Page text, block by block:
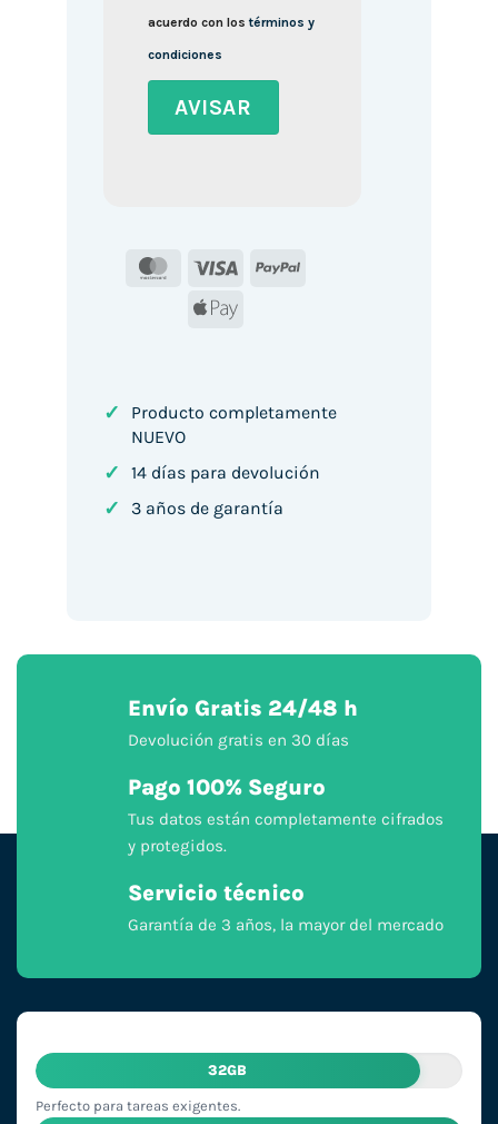
acuerdo con lostérminos y
condiciones
MasterCard
Visa
PayPal
Apple
✓
Producto completamente
NUEVO
✓ 14 días para devolución
✓ 3 años de garantía
Envío Gratis 24/48 h
Devolución gratis en 30 días
Pago 100% Seguro
Tus datos están completamente cifrados
y protegidos.
Servicio técnico
Garantía de 3 años, la mayor del mercado
32GB
Perfecto para tareas exigentes.